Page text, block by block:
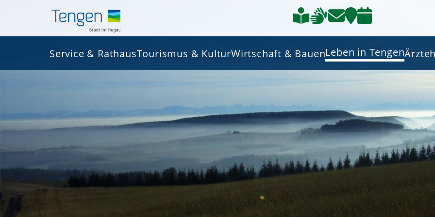
Service & RathausTourismus & KulturWirtschaft & BauenLeben in Tengen